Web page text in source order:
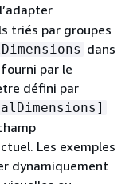
triés par groupes
dans
par le
défini par
Les exemples
dynamiquement